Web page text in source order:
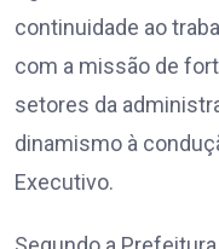
continuidade ao
com a missão de
setores da
dinamismo à
Executivo.